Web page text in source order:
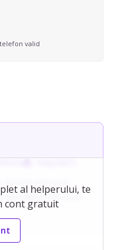
valid
al helperului, te
cont gratuit
animalele pentru care
un curs de babysitter in
si s-a inscris din